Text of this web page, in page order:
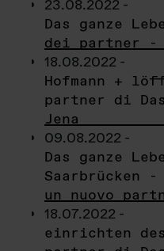
23.08.2022 -
Das ganze
dei partner -
18.08.2022 -
Hofmann +
partner di
Jena
09.08.2022 -
Das ganze
Saarbrücken
un nuovo
18.07.2022 -
einrichten